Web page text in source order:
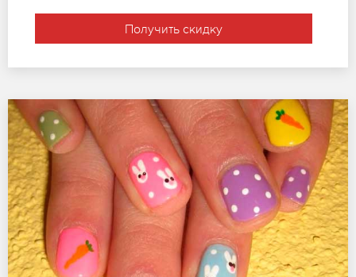
Получить скидку